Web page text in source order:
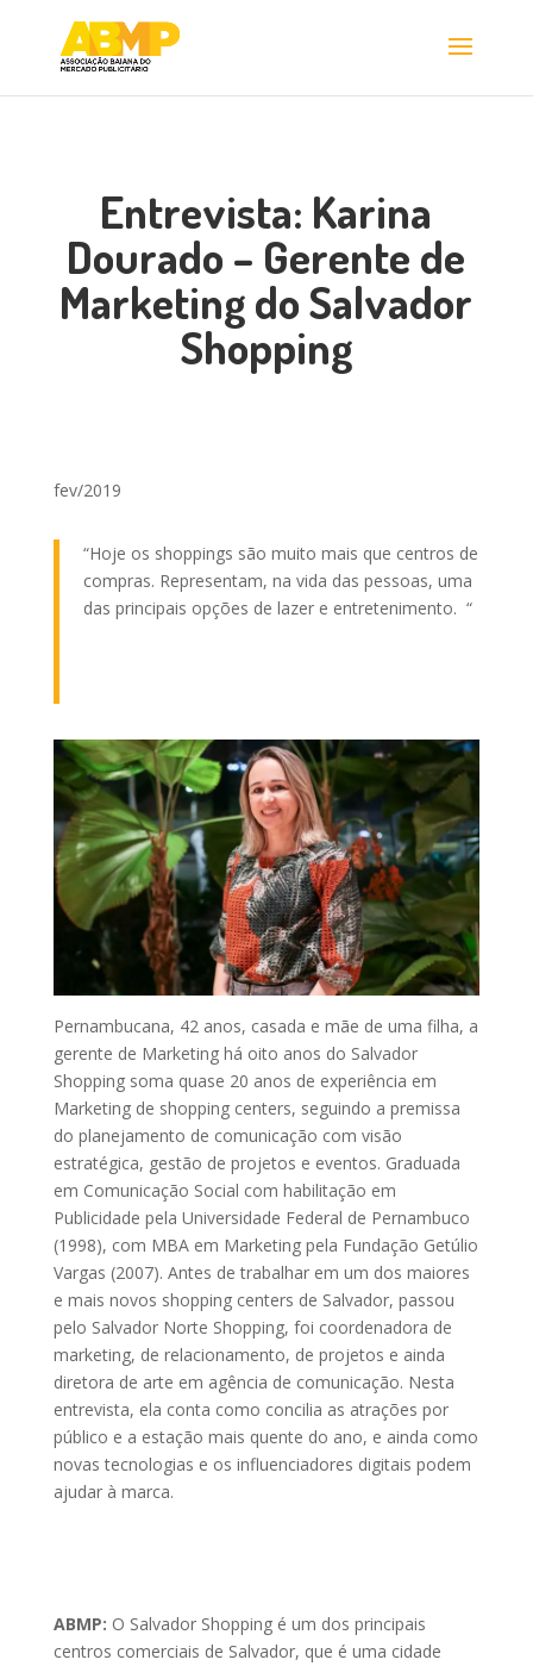
Entrevista: Karina
Dourado – Gerente de
Marketing do Salvador
Shopping
fev/2019
“Hoje os shoppings são muito mais que centros de
compras. Representam, na vida das pessoas, uma
das principais opções de lazer e entretenimento. “
Pernambucana, 42 anos, casada e mãe de uma filha, a
gerente de Marketing há oito anos do Salvador
Shopping soma quase 20 anos de experiência em
Marketing de shopping centers, seguindo a premissa
do planejamento de comunicação com visão
estratégica, gestão de projetos e eventos. Graduada
em Comunicação Social com habilitação em
Publicidade pela Universidade Federal de Pernambuco
(1998), com MBA em Marketing pela Fundação Getúlio
Vargas (2007). Antes de trabalhar em um dos maiores
e mais novos shopping centers de Salvador, passou
pelo Salvador Norte Shopping, foi coordenadora de
marketing, de relacionamento, de projetos e ainda
diretora de arte em agência de comunicação. Nesta
entrevista, ela conta como concilia as atrações por
público e a estação mais quente do ano, e ainda como
novas tecnologias e os influenciadores digitais podem
ajudar à marca.
ABMP: O Salvador Shopping é um dos principais
centros comerciais de Salvador, que é uma cidade